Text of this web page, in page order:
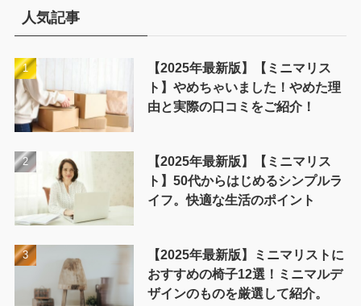
ー人気記事
【2025年最新版】【ミニマリス
ト】やめちゃいました！やめた理
由と実際の口コミをご紹介！
【2025年最新版】【ミニマリス
ト】50代からはじめるシンプルラ
イフ。快適な生活のポイント
【2025年最新版】ミニマリストに
おすすめの椅子12選！ミニマルデ
ザインのものを厳選して紹介。